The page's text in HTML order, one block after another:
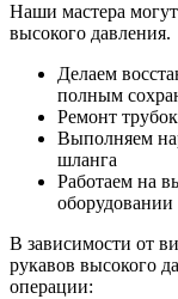
Наши мастера
высокого давления.
Делаем
полным
Ремонт
Выполняем
шланга
Работаем на
оборудовании
В зависимости от
рукавов высокого
операции: